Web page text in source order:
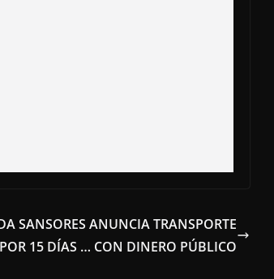
SANSORES ANUNCIA TRANSPORTE
POR 15 DÍAS … CON DINERO PÚBLICO